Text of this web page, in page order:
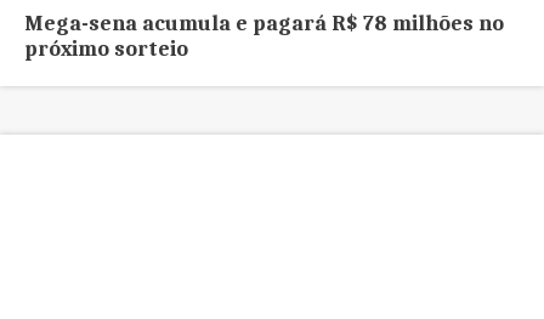
Mega-sena acumula e pagará R$ 78 milhões no
próximo sorteio